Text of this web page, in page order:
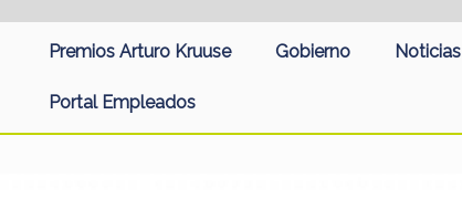
Premios Arturo Kruuse Gobierno Noticias
Portal Empleados